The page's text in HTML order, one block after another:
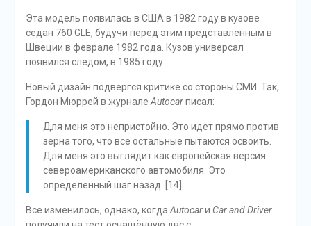
Эта модель появилась в США в 1982 году в кузове
седан 760 GLE, будучи перед этим представленным в
Швеции в феврале 1982 года. Кузов универсал
появился следом, в 1985 году.
Новый дизайн подвергся критике со стороны СМИ. Так,
Гордон Мюррей в журналеAutocarписал:
Для меня это непристойно. Это идет прямо против
зерна того, что все остальные пытаются освоить.
Для меня это выглядит как европейская версия
североамериканского автомобиля. Это
определенный шаг назад. [14]
Все изменилось, однако, когдаAutocarи Car and Driver